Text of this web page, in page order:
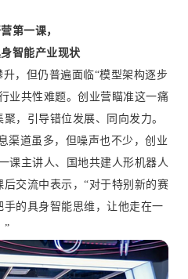
第一课，
智能产业现状
，但仍普遍面临“模型架构逐步
业共性难题。创业营瞄准这一痛
，引导错位发展、同向发力。
渠道虽多，但噪声也不少，创业
课主讲人、国地共建人形机器人
交流中表示，“对于特别新的赛
的具身智能思维，让他走在一
”